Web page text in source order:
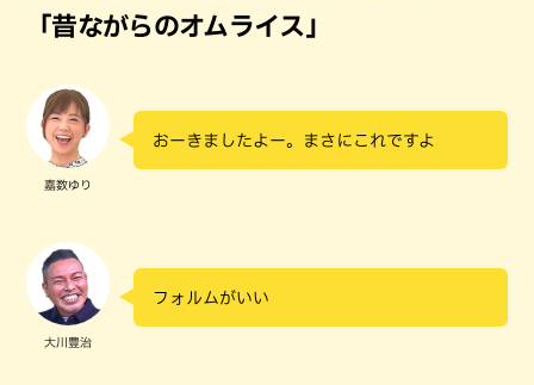
「昔ながらのオムライス」
嘉数ゆり
おーきましたよー。まさにこれですよ
大川豊治
フォルムがいい